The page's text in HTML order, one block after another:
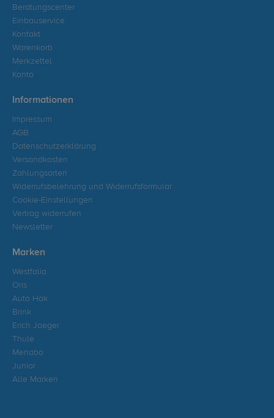
Beratungscenter
Einbauservice
Kontakt
Warenkorb
Merkzettel
Konto
Informationen
Impressum
AGB
Datenschutzerklärung
Versandkosten
Zahlungsarten
Widerrufsbelehrung und Widerrufsformular
Cookie-Einstellungen
Vertrag widerrufen
Newsletter
Marken
Westfalia
Oris
Auto Hak
Brink
Erich Jaeger
Thule
Menabo
Junior
Alle Marken